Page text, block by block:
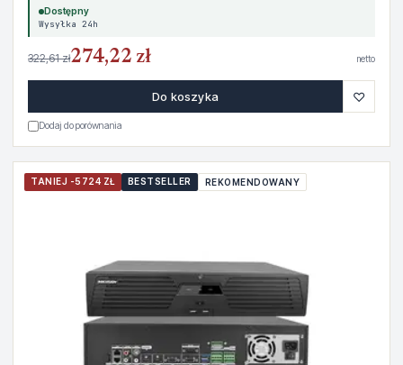
Dostępny
Wysyłka 24h
322,61 zł274,22 zł netto
Do koszyka ♡
Dodaj do porównania
TANIEJ -5724 ZŁ BESTSELLER REKOMENDOWANY